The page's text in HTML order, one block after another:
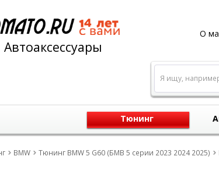
О
Я ищу,
Тюнинг
BMW Тюнинг BMW 5 G60 (БМВ 5 серии 2023 2024 2025)